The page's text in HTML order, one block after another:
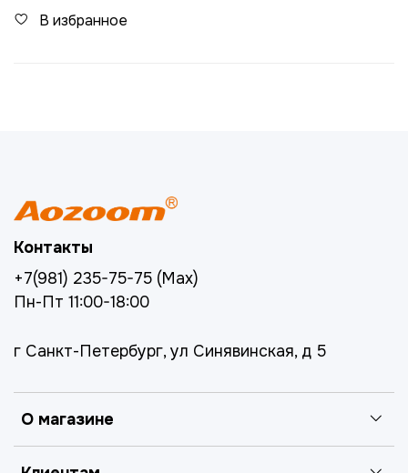
В избранное
О магазине
Контакты
+7(981) 235-75-75 (Max)
Пн-Пт 11:00-18:00
г Санкт-Петербург, ул Синявинская, д 5